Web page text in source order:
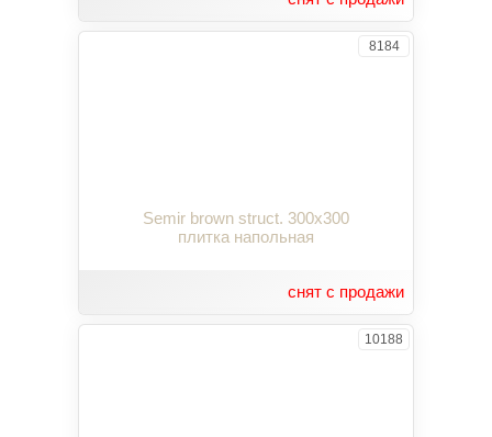
8184
Semir brown struct. 300x300
плитка напольная
снят с продажи
10188